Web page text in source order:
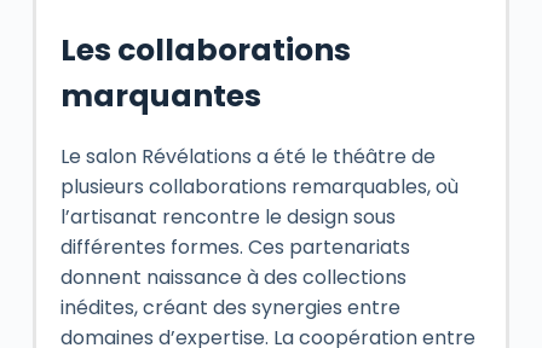
Les collaborations
marquantes
Le salon Révélations a été le théâtre de
plusieurs collaborations remarquables, où
l’artisanat rencontre le design sous
différentes formes. Ces partenariats
donnent naissance à des collections
inédites, créant des synergies entre
domaines d’expertise. La coopération entre